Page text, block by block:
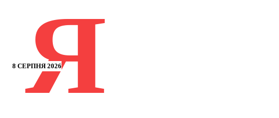
8 СЕРПНЯ 2026
Я